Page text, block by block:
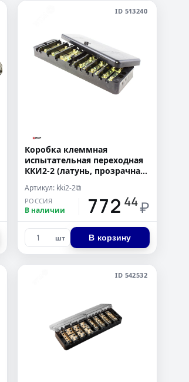
ID 513240
Коробка клеммная
испытательная переходная
ККИ2-2 (латунь, прозрачная
Артикул: kki2-2⧉
РОССИЯ
В наличии 772 44₽
шт В корзину
ID 542532